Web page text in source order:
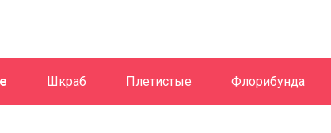
Шкраб Плетистые Флорибунда